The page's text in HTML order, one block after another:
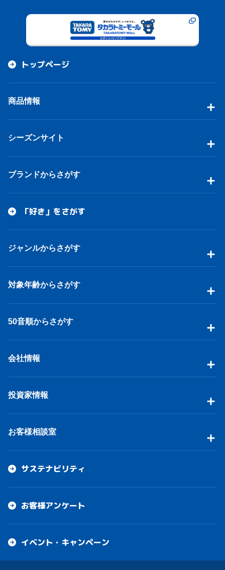
トップページ
商品情報
シーズンサイト
ブランドからさがす
「好き」をさがす
ジャンルからさがす
対象年齢からさがす
50音順からさがす
会社情報
投資家情報
お客様相談室
サステナビリティ
お客様アンケート
イベント・キャンペーン